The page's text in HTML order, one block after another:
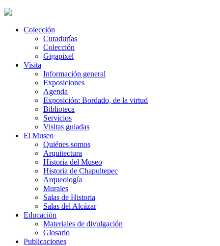
Colección
Curadurías
Colección
Gigapixel
Visita
Información general
Exposiciones
Agenda
Exposición: Bordado, de la virtud
Biblioteca
Servicios
Visitas guiadas
El Museo
Quiénes somos
Arquitectura
Historia del Museo
Historia de Chapultepec
Arqueología
Murales
Salas de Historia
Salas del Alcázar
Educación
Materiales de divulgación
Glosario
Publicaciones